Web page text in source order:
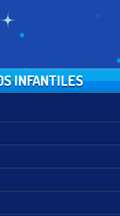
INFANTILES